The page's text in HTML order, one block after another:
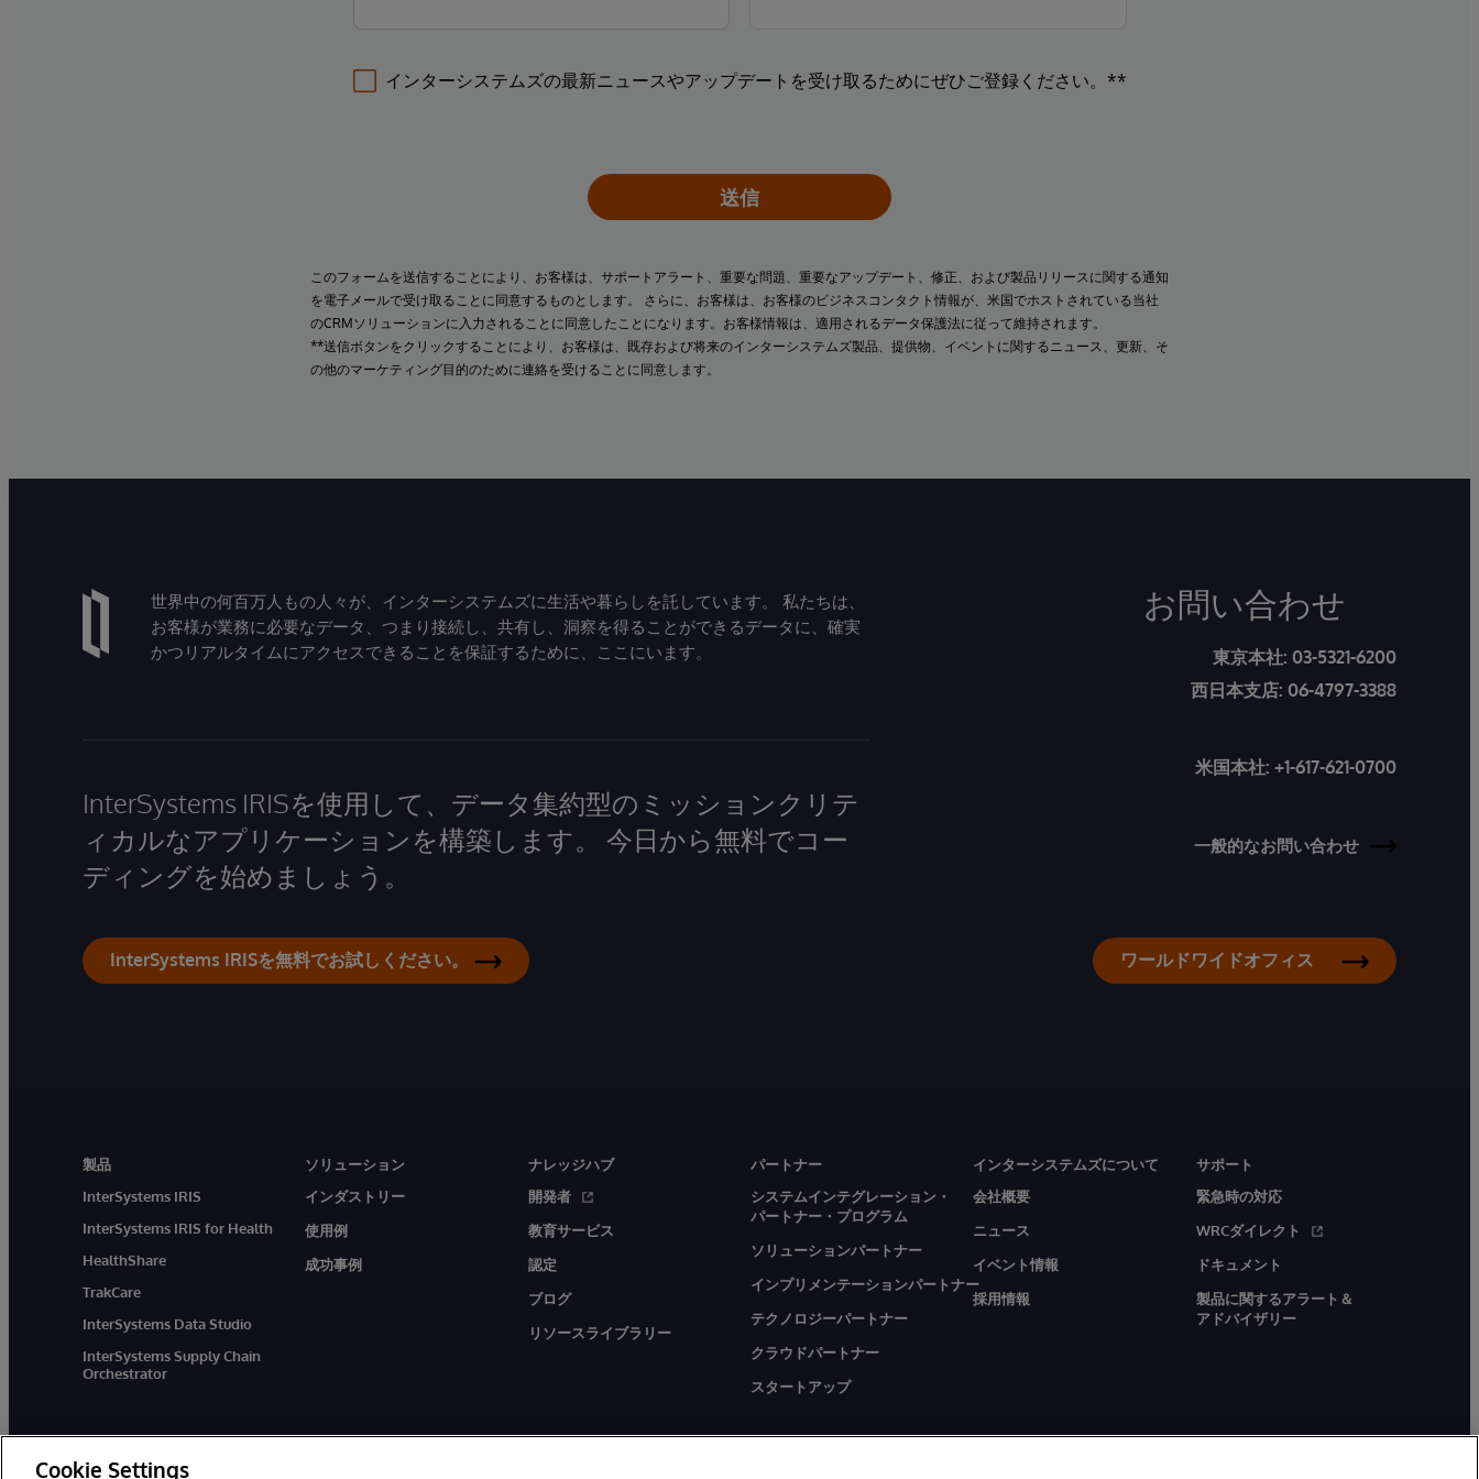
インターシステムズの最新ニュースやアップデートを受け取るためにぜひご登録ください。**
送信
このフォームを送信することにより、お客様は、サポートアラート、重要な問題、重要なアップデート、修正、および製品リリースに関する通知
を電子メールで受け取ることに同意するものとします。 さらに、お客様は、お客様のビジネスコンタクト情報が、米国でホストされている当社
のCRMソリューションに入力されることに同意したことになります。お客様情報は、適用されるデータ保護法に従って維持されます。
**送信ボタンをクリックすることにより、お客様は、既存および将来のインターシステムズ製品、提供物、イベントに関するニュース、更新、そ
の他のマーケティング目的のために連絡を受けることに同意します。
世界中の何百万人もの人々が、インターシステムズに生活や暮らしを託しています。 私たちは、
お客様が業務に必要なデータ、つまり接続し、共有し、洞察を得ることができるデータに、確実
かつリアルタイムにアクセスできることを保証するために、ここにいます。
InterSystems IRISを使用して、データ集約型のミッションクリテ
ィカルなアプリケーションを構築します。 今日から無料でコー
ディングを始めましょう。
InterSystems IRISを無料でお試しください。
お問い合わせ
東京本社: 03-5321-6200
西日本支店: 06-4797-3388
米国本社: +1-617-621-0700
一般的なお問い合わせ
ワールドワイドオフィス
製品
InterSystems IRIS
InterSystems IRIS for Health
HealthShare
TrakCare
InterSystems Data Studio
InterSystems Supply Chain
Orchestrator
ソリューション
インダストリー
使用例
成功事例
ナレッジハブ
開発者
教育サービス
認定
ブログ
リソースライブラリー
パートナー
システムインテグレーション・
パートナー・プログラム
ソリューションパートナー
インプリメンテーションパートナー
テクノロジーパートナー
クラウドパートナー
スタートアップ
インターシステムズについて
会社概要
ニュース
イベント情報
採用情報
サポート
緊急時の対応
WRCダイレクト
ドキュメント
製品に関するアラート＆
アドバイザリー
Cookie Settings